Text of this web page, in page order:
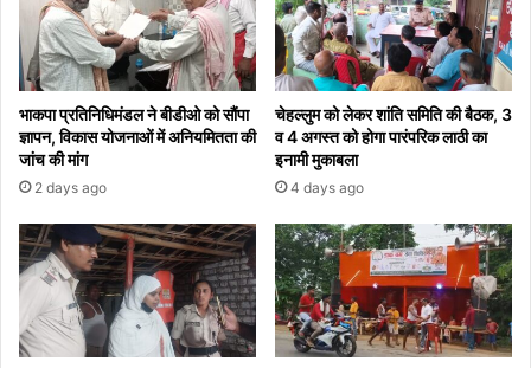
भाकपा प्रतिनिधिमंडल ने बीडीओ को सौंपा
ज्ञापन, विकास योजनाओं में अनियमितता की
जांच की मांग
2 days ago
चेहल्लुम को लेकर शांति समिति की बैठक, 3
व 4 अगस्त को होगा पारंपरिक लाठी का
इनामी मुकाबला
4 days ago